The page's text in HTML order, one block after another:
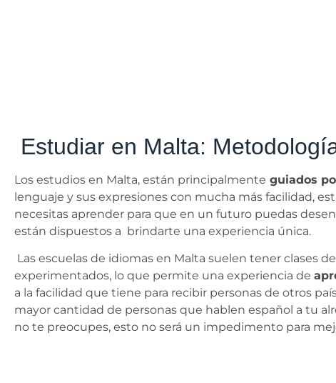
Estudiar en Malta:
Los estudios en Malta, están principalmente guiados
lenguaje y sus expresiones con mucha más facilidad,
necesitas aprender para que en un futuro puedas
están dispuestos a brindarte una experiencia única.
Las escuelas de idiomas en Malta suelen tener clases
experimentados, lo que permite una experiencia de
a la facilidad que tiene para recibir personas de otros
mayor cantidad de personas que hablen español a tu
no te preocupes, esto no será un impedimento para